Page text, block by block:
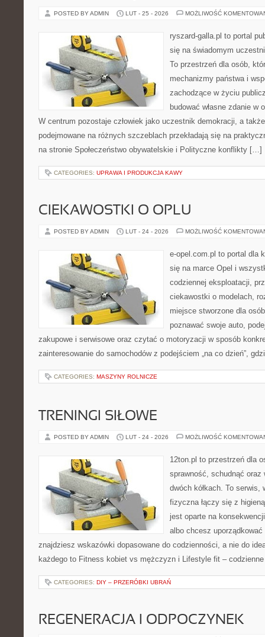
POSTED BY ADMIN LUT - 25 - 2026 MOŻLIWOŚĆ
ryszard-galla.pl to portal
się na świadomym
To przestrzeń dla osób,
mechanizmy państwa i
zachodzące w życiu
budować własne zdanie w
W centrum pozostaje człowiek jako uczestnik demokracji, a
podejmowane na różnych szczeblach przekładają się na
na stronie Społeczeństwo obywatelskie i Polityczne konflikty […]
CATEGORIES: UPRAWA I PRODUKCJA KAWY
CIEKAWOSTKI O OPLU
POSTED BY ADMIN LUT - 24 - 2026 MOŻLIWOŚĆ
e-opel.com.pl to portal dla
się na marce Opel i
codziennej eksploatacji,
ciekawostki o modelach,
miejsce stworzone dla
poznawać swoje auto,
zakupowe i serwisowe oraz czytać o motoryzacji w sposób
zainteresowanie do samochodów z podejściem „na co dzień”,
CATEGORIES: MASZYNY ROLNICZE
TRENINGI SIŁOWE
POSTED BY ADMIN LUT - 24 - 2026 MOŻLIWOŚĆ
12ton.pl to przestrzeń dla
sprawność, schudnąć oraz
dwóch kółkach. To
fizyczna łączy się z
jest oparte na
albo chcesz
znajdziesz wskazówki dopasowane do codzienności, a nie do
każdego to Fitness kobiet vs mężczyzn i Lifestyle fit –
CATEGORIES: DIY – PRZERÓBKI UBRAŃ
REGENERACJA I ODPOCZYNEK